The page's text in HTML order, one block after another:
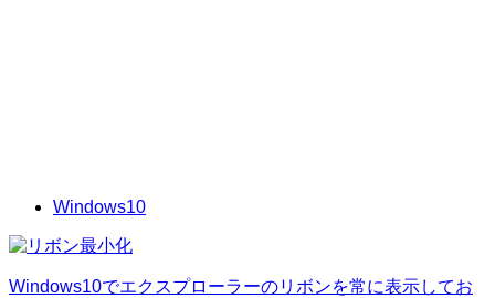
Windows10
Windows10でエクスプローラーのリボンを常に表示してお